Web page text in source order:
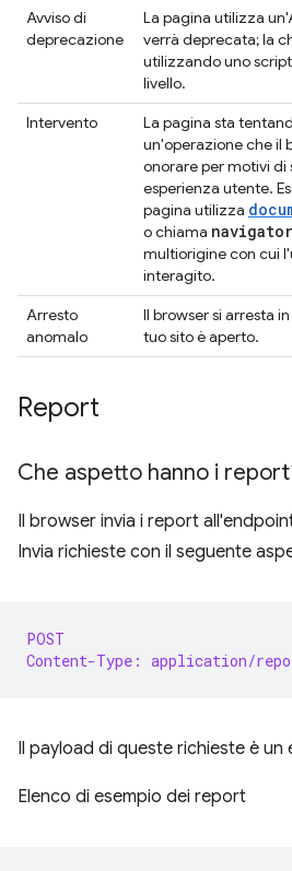
Avviso di
deprecazione
La pagina utilizza
verrà deprecata; la
utilizzando uno
livello.
Intervento
La pagina sta
un'operazione che il
onorare per motivi di
esperienza utente.
pagina utilizza
o chiama navigator
multiorigine con cui
interagito.
Arresto
anomalo
Il browser si arresta
tuo sito è aperto.
Report
Che aspetto hanno i
Il browser invia i report
Invia richieste con il seguente
POST
Content-Type: application/
Il payload di queste richieste è un
Elenco di esempio dei report